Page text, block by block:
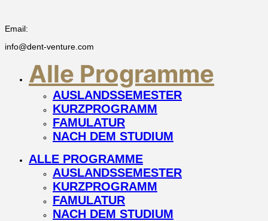
Email:
info@dent-venture.com
Alle Programme
AUSLANDSSEMESTER
KURZPROGRAMM
FAMULATUR
NACH DEM STUDIUM
ALLE PROGRAMME
AUSLANDSSEMESTER
KURZPROGRAMM
FAMULATUR
NACH DEM STUDIUM